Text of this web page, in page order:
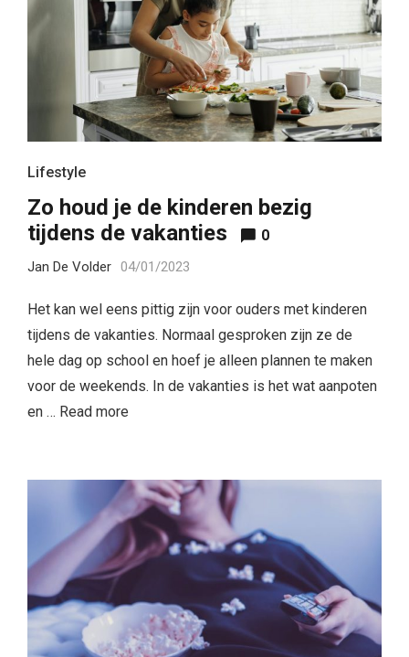
Lifestyle
Zo houd je de kinderen bezig
tijdens de vakanties
0
Jan De Volder 04/01/2023
Het kan wel eens pittig zijn voor ouders met kinderen
tijdens de vakanties. Normaal gesproken zijn ze de
hele dag op school en hoef je alleen plannen te maken
voor de weekends. In de vakanties is het wat aanpoten
en … Read more